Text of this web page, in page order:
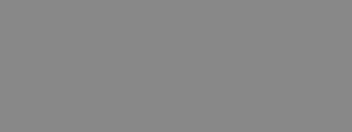
Nezbytně nutné soubory